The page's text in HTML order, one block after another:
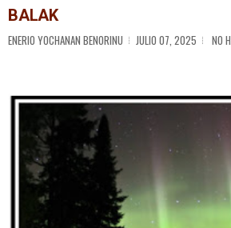
BALAK
ENERIO YOCHANAN BENORINU JULIO 07, 2025 NO